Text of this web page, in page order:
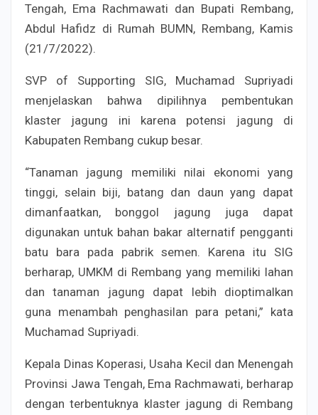
Tengah, Ema Rachmawati dan Bupati Rembang,
Abdul Hafidz di Rumah BUMN, Rembang, Kamis
(21/7/2022).
SVP of Supporting SIG, Muchamad Supriyadi
menjelaskan bahwa dipilihnya pembentukan
klaster jagung ini karena potensi jagung di
Kabupaten Rembang cukup besar.
“Tanaman jagung memiliki nilai ekonomi yang
tinggi, selain biji, batang dan daun yang dapat
dimanfaatkan, bonggol jagung juga dapat
digunakan untuk bahan bakar alternatif pengganti
batu bara pada pabrik semen. Karena itu SIG
berharap, UMKM di Rembang yang memiliki lahan
dan tanaman jagung dapat lebih dioptimalkan
guna menambah penghasilan para petani,” kata
Muchamad Supriyadi.
Kepala Dinas Koperasi, Usaha Kecil dan Menengah
Provinsi Jawa Tengah, Ema Rachmawati, berharap
dengan terbentuknya klaster jagung di Rembang